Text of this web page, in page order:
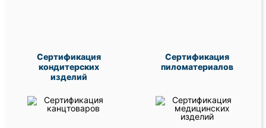
Сертификация
кондитерских
изделий
Сертификация
пиломатериалов